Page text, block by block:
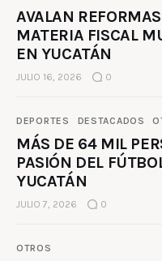
AVALAN
MATERIA FISCAL
EN YUCATÁN
JULIO 16, 2026 0
DEPORTES DESTACADOS
MÁS DE 64 MIL
PASIÓN DEL
YUCATÁN
JULIO 7, 2026 0
OTROS